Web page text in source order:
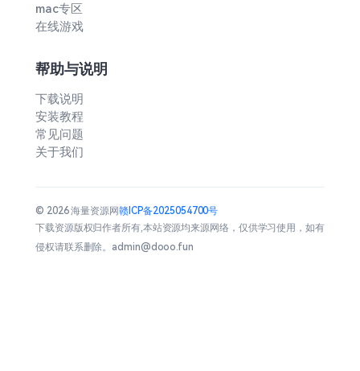
mac专区
在线游戏
帮助与说明
下载说明
安装教程
常见问题
关于我们
© 2026 海量资源网赣ICP备2025054700号
下载资源版权归作者所有,本站资源均来源网络，仅供学习使用，如有
侵权请联系删除。admin@dooo.fun